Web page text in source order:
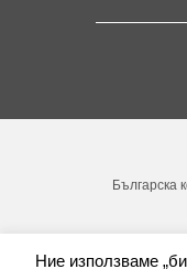
Българска
Ние използваме